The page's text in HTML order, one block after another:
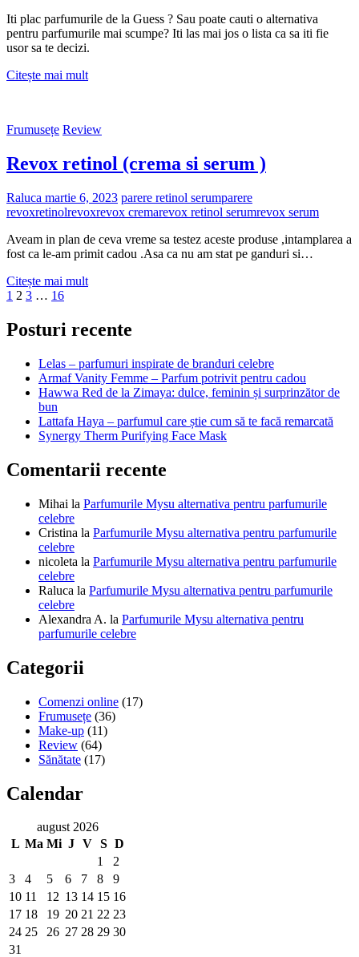
Iti plac parfumurile de la Guess ? Sau poate cauti o alternativa
pentru parfumurile mai scumpe? Iti las mai jos o lista ca sa iti fie
usor sa te decizi.
Citește mai multParfumuri
Frumusețe Review
Revox retinol (crema si serum )
Raluca martie 6, 2023 parere retinol serumparere
revoxretinolrevoxrevox cremarevox retinol serumrevox serum
Aveam in plan de ceva vreme sa testez aceste produse ,intamplarea a
fost ca le-am primit cadou .Asa ca nu am stat pe ganduri si…
Citește mai multRevox
serum
Paginație
articole
Previous
Page
1 Page
2 Page
3 … Page
16Next
Posturi recente
Lelas – parfumuri inspirate de branduri celebre
Armaf Vanity Femme – Parfum potrivit pentru cadou
Hawwa Red de la Zimaya: dulce, feminin și surprinzător de
bun
Lattafa Haya – parfumul care știe cum să te facă remarcată
Synergy Therm Purifying Face Mask
Comentarii recente
Mihai la Parfumurile Mysu alternativa pentru parfumurile
celebre
Cristina la Parfumurile Mysu alternativa pentru parfumurile
celebre
nicoleta la Parfumurile Mysu alternativa pentru parfumurile
celebre
Raluca la Parfumurile Mysu alternativa pentru parfumurile
celebre
Alexandra A. la Parfumurile Mysu alternativa pentru
parfumurile celebre
Categorii
Comenzi online (17)
Frumusețe (36)
Make-up (11)
Review (64)
Sănătate (17)
Calendar
august 2026
L Ma Mi J V S D
1
2
3
4 5 6 7 8
9
10 11 12 13 14 15 16
17 18 19 20 21 22 23
24 25 26 27 28 29 30
31